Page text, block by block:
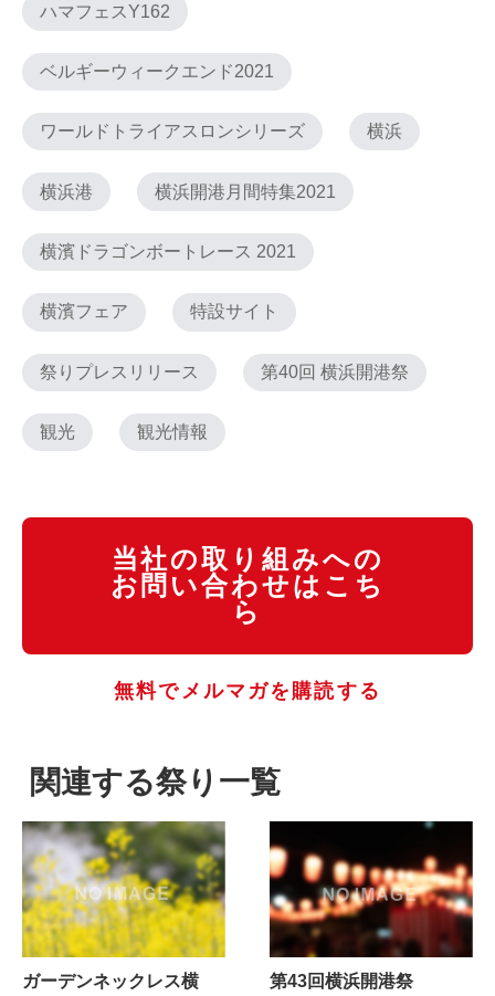
ハマフェスY162
ベルギーウィークエンド2021
ワールドトライアスロンシリーズ 横浜
横浜港 横浜開港月間特集2021
横濱ドラゴンボートレース 2021
横濱フェア 特設サイト
祭りプレスリリース 第40回 横浜開港祭
観光 観光情報
当社の取り組みへの
お問い合わせはこち
ら
無料でメルマガを購読する
関連する祭り一覧
ガーデンネックレス横
第43回横浜開港祭